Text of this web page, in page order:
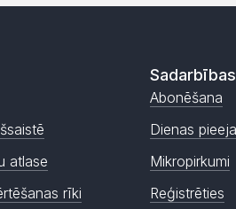
atlase
rīki
Abonēšana
Dienas pieeja
Mikropirkumi
Reģistrēties